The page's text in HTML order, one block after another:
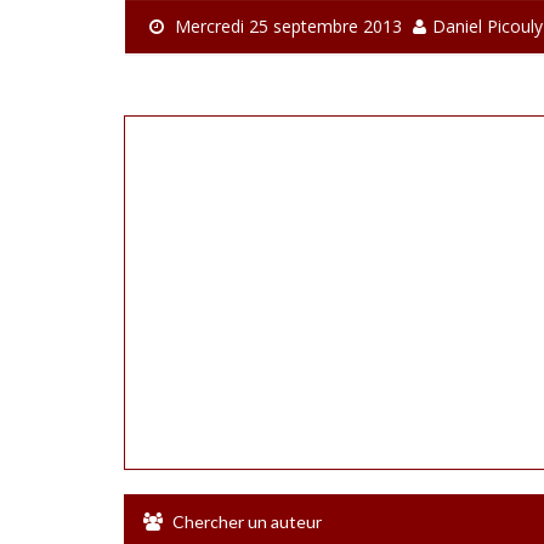
Mercredi 25 septembre 2013 Daniel Picouly
Chercher un auteur